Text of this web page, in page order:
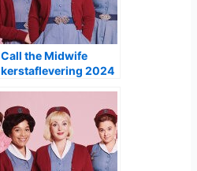
Call the Midwife
kerstaflevering 2024